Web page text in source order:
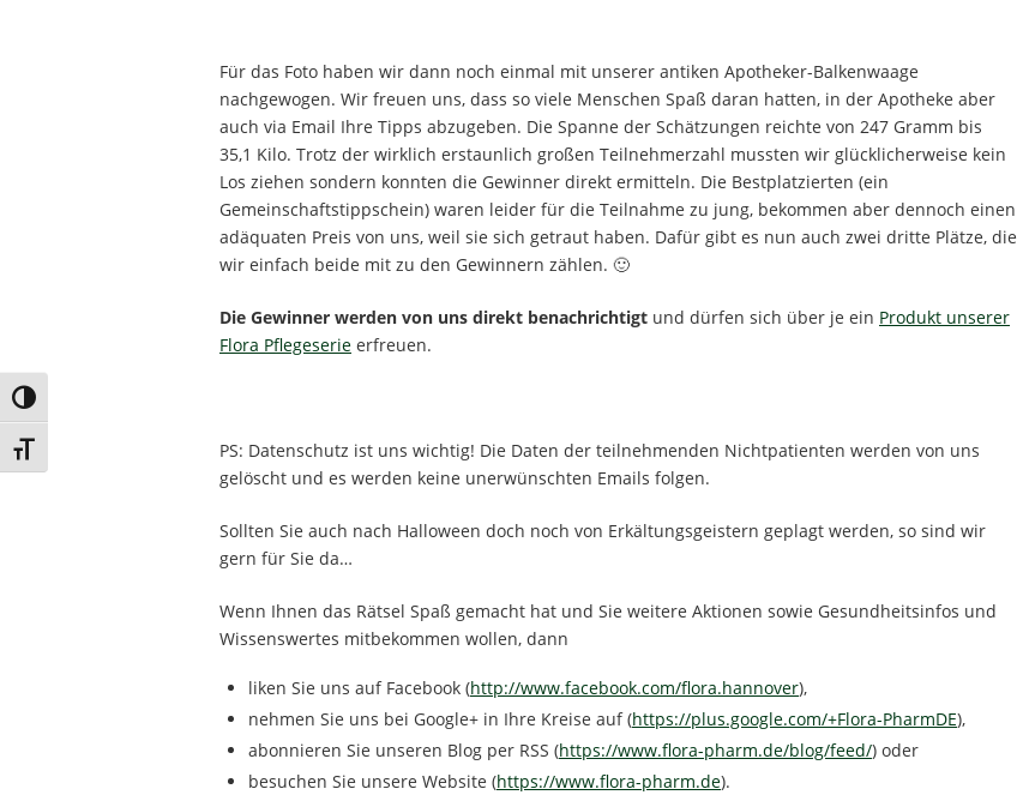
Umschalten auf hohe Kontraste
Schrift vergrößern
Für das Foto haben wir dann noch einmal mit unserer antiken Apotheker-Balkenwaage
nachgewogen. Wir freuen uns, dass so viele Menschen Spaß daran hatten, in der Apotheke aber
auch via Email Ihre Tipps abzugeben. Die Spanne der Schätzungen reichte von 247 Gramm bis
35,1 Kilo. Trotz der wirklich erstaunlich großen Teilnehmerzahl mussten wir glücklicherweise kein
Los ziehen sondern konnten die Gewinner direkt ermitteln. Die Bestplatzierten (ein
Gemeinschaftstippschein) waren leider für die Teilnahme zu jung, bekommen aber dennoch einen
adäquaten Preis von uns, weil sie sich getraut haben. Dafür gibt es nun auch zwei dritte Plätze, die
wir einfach beide mit zu den Gewinnern zählen. 🙂
Die Gewinner werden von uns direkt benachrichtigt und dürfen sich über je ein Produkt unserer
Flora Pflegeserie erfreuen.
PS: Datenschutz ist uns wichtig! Die Daten der teilnehmenden Nichtpatienten werden von uns
gelöscht und es werden keine unerwünschten Emails folgen.
Sollten Sie auch nach Halloween doch noch von Erkältungsgeistern geplagt werden, so sind wir
gern für Sie da…
Wenn Ihnen das Rätsel Spaß gemacht hat und Sie weitere Aktionen sowie Gesundheitsinfos und
Wissenswertes mitbekommen wollen, dann
liken Sie uns auf Facebook (http://www.facebook.com/flora.hannover),
nehmen Sie uns bei Google+ in Ihre Kreise auf (https://plus.google.com/+Flora-PharmDE),
abonnieren Sie unseren Blog per RSS (https://www.flora-pharm.de/blog/feed/) oder
besuchen Sie unsere Website (https://www.flora-pharm.de).